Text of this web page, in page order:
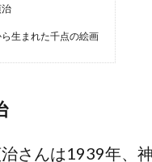
生まれた千点の絵画
さんは1939年、